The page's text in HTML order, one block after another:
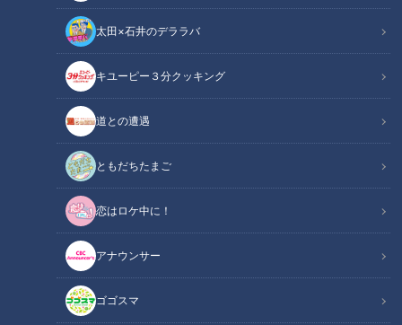
太田×石井のデララバ
キユーピー３分クッキング
道との遭遇
ともだちたまご
恋はロケ中に！
アナウンサー
ゴゴスマ
CBCテレビ：画像『キユーピー3分クッキング』
キユーピー３分クッキング
レシピ紹介
アクの少ない新ごぼうで作るポタージュ。ごぼうの皮もカリッ
と揚げてアクセントとして添えます。（講師：Kanako先生／
キユーピー３分クッキング ）
関連リンク